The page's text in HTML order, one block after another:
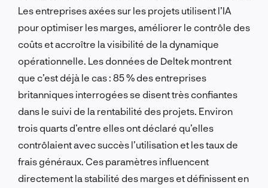
Les entreprises axées sur les projets utilisent l’IA
pour optimiser les marges, améliorer le contrôle des
coûts et accroître la visibilité de la dynamique
opérationnelle. Les données de Deltek montrent
que c’est déjà le cas : 85 % des entreprises
britanniques interrogées se disent très confiantes
dans le suivi de la rentabilité des projets. Environ
trois quarts d’entre elles ont déclaré qu’elles
contrôlaient avec succès l’utilisation et les taux de
frais généraux. Ces paramètres influencent
directement la stabilité des marges et définissent en